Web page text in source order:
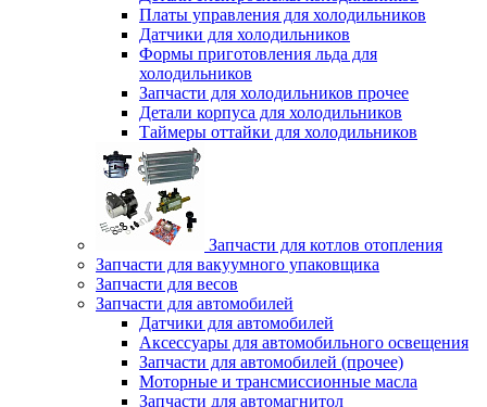
Платы управления для холодильников
Датчики для холодильников
Формы приготовления льда для
холодильников
Запчасти для холодильников прочее
Детали корпуса для холодильников
Таймеры оттайки для холодильников
Запчасти для котлов отопления
Запчасти для вакуумного упаковщика
Запчасти для весов
Запчасти для автомобилей
Датчики для автомобилей
Аксессуары для автомобильного освещения
Запчасти для автомобилей (прочее)
Моторные и трансмиссионные масла
Запчасти для автомагнитол